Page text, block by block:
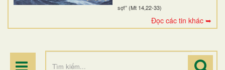
sợ!” (Mt 14,22-33)
Đọc các tin khác ➥
ĐIỂM HÀNH HƯƠNG